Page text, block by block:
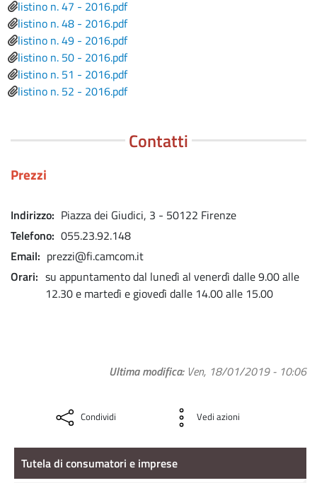
File
listino n. 47 - 2016.pdf
File
listino n. 48 - 2016.pdf
File
listino n. 49 - 2016.pdf
File
listino n. 50 - 2016.pdf
File
listino n. 51 - 2016.pdf
File
listino n. 52 - 2016.pdf
Contatti
Prezzi
Indirizzo Piazza dei Giudici, 3 - 50122 Firenze
Telefono 055.23.92.148
Email
prezzi@fi.camcom.it
Orari
su appuntamento dal lunedì al venerdì dalle 9.00 alle
12.30 e martedì e giovedì dalle 14.00 alle 15.00
Ultima modifica Ven, 18/01/2019 - 10:06
Condividi Vedi azioni
Tutela di consumatori e imprese
Tutela di consumatori e imprese